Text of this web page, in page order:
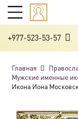
+977-523-53-57
Главная
Мужские именные
Икона Иона